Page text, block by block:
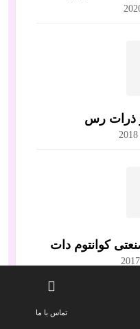
ذرات رس
کوانتوم دات
تماس با ما